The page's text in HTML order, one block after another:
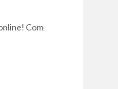
Com